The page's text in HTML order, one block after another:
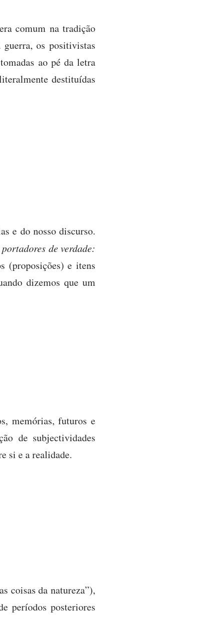
comum na tradição
os positivistas
ao pé da letra
destituídas
e do nosso discurso.
portadores de verdade:
(proposições) e itens
dizemos que um
memórias, futuros e
de subjectividades
si e a realidade.
coisas da natureza”),
períodos posteriores